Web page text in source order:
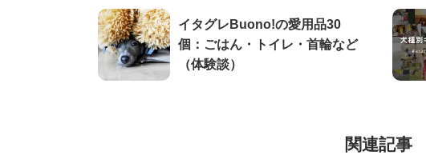
イタグレBuono!の愛用品30
個：ごはん・トイレ・首輪など
（体験談）
関連記事